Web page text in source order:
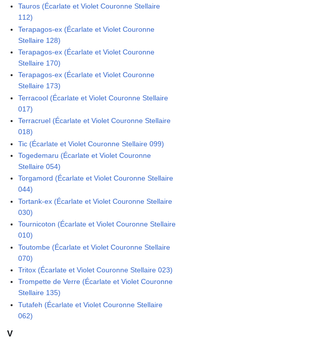
Tauros (Écarlate et Violet Couronne Stellaire
112)
Terapagos-ex (Écarlate et Violet Couronne
Stellaire 128)
Terapagos-ex (Écarlate et Violet Couronne
Stellaire 170)
Terapagos-ex (Écarlate et Violet Couronne
Stellaire 173)
Terracool (Écarlate et Violet Couronne Stellaire
017)
Terracruel (Écarlate et Violet Couronne Stellaire
018)
Tic (Écarlate et Violet Couronne Stellaire 099)
Togedemaru (Écarlate et Violet Couronne
Stellaire 054)
Torgamord (Écarlate et Violet Couronne Stellaire
044)
Tortank-ex (Écarlate et Violet Couronne Stellaire
030)
Tournicoton (Écarlate et Violet Couronne Stellaire
010)
Toutombe (Écarlate et Violet Couronne Stellaire
070)
Tritox (Écarlate et Violet Couronne Stellaire 023)
Trompette de Verre (Écarlate et Violet Couronne
Stellaire 135)
Tutafeh (Écarlate et Violet Couronne Stellaire
062)
V